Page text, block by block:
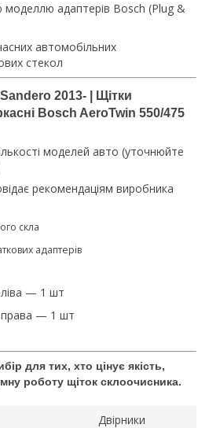
моделлю адаптерів Bosch (Plug &
автомобільних
стекол
2013- | Щітки
Bosch AeroTwin 550/475
моделей авто (уточнюйте
рекомендаціям виробника
скла
адаптерів
— 1 шт
права — 1 шт
для тих, хто цінує якість,
роботу щіток склоочисника.
Двірники